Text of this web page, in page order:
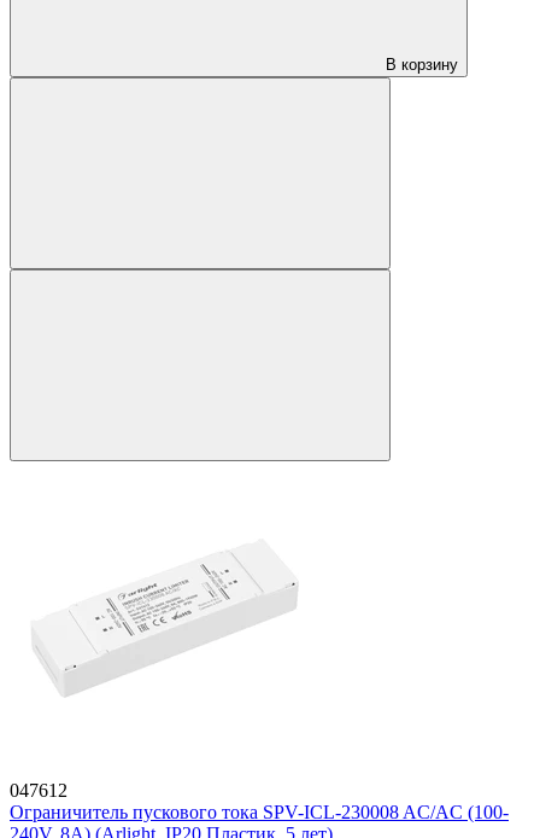
В корзину
047612
Ограничитель пускового тока SPV-ICL-230008 AC/AC (100-
240V, 8A) (Arlight, IP20 Пластик, 5 лет)